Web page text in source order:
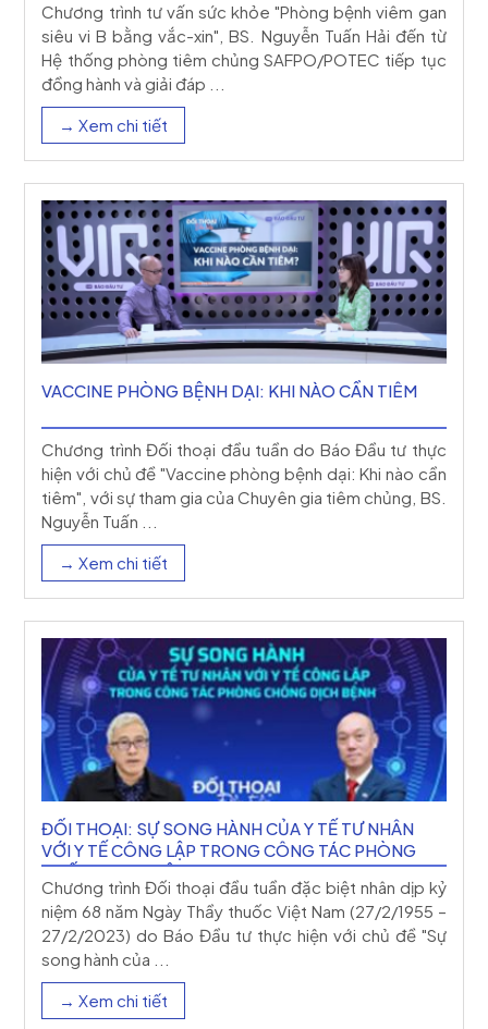
Chương trình tư vấn sức khỏe "Phòng bệnh viêm gan
siêu vi B bằng vắc-xin", BS. Nguyễn Tuấn Hải đến từ
Hệ thống phòng tiêm chủng SAFPO/POTEC tiếp tục
đồng hành và giải đáp ...
→ Xem chi tiết
VACCINE PHÒNG BỆNH DẠI: KHI NÀO CẦN TIÊM
Chương trình Đối thoại đầu tuần do Báo Đầu tư thực
hiện với chủ đề "Vaccine phòng bệnh dại: Khi nào cần
tiêm", với sự tham gia của Chuyên gia tiêm chủng, BS.
Nguyễn Tuấn ...
→ Xem chi tiết
ĐỐI THOẠI: SỰ SONG HÀNH CỦA Y TẾ TƯ NHÂN
VỚI Y TẾ CÔNG LẬP TRONG CÔNG TÁC PHÒNG
CHỐNG DỊCH BỆNH
Chương trình Đối thoại đầu tuần đặc biệt nhân dịp kỷ
niệm 68 năm Ngày Thầy thuốc Việt Nam (27/2/1955 –
27/2/2023) do Báo Đầu tư thực hiện với chủ đề "Sự
song hành của ...
→ Xem chi tiết